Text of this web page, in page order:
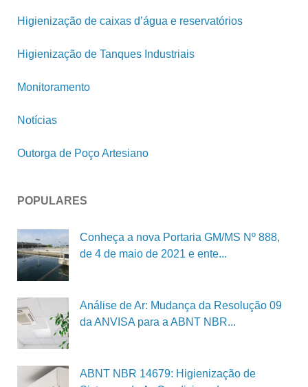
Higienização de caixas d’água e reservatórios
Higienização de Tanques Industriais
Monitoramento
Notícias
Outorga de Poço Artesiano
POPULARES
Conheça a nova Portaria GM/MS Nº 888,
de 4 de maio de 2021 e ente...
Análise de Ar: Mudança da Resolução 09
da ANVISA para a ABNT NBR...
ABNT NBR 14679: Higienização de